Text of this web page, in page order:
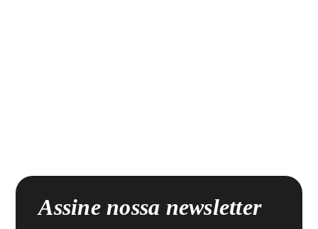
Assine nossa newsletter